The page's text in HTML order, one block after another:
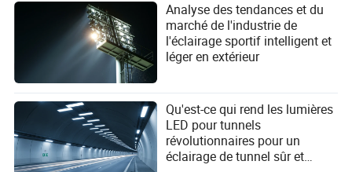
Analyse des tendances et du
marché de l'industrie de
l'éclairage sportif intelligent et
léger en extérieur
Qu'est-ce qui rend les lumières
LED pour tunnels
révolutionnaires pour un
éclairage de tunnel sûr et